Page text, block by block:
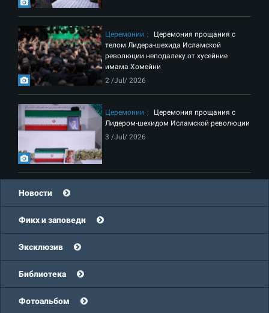
Церемонии
Церемония прощания с
телом Лидера-шехида Исламской
революции неподалеку от хусейние
имама Хомейни
2 /Jul/ 2026
Церемонии
Церемония прощания с
Лидером-шехидом Исламской революции
3 /Jul/ 2026
Новости
Фикх и заповеди
Эксклюзив
Библиотека
Фотоальбом